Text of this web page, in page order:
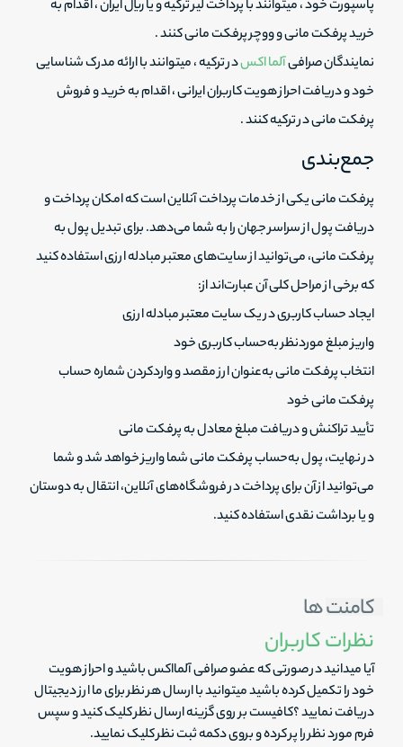
پاسپورت خود ، میتوانند با پرداخت لیر ترکیه و یا ریال ایران ، اقدام به
خرید پرفکت مانی و ووچر پرفکت مانی کنند .
نمایندگان صرافیآلما اکسدر ترکیه ، میتوانند با ارائه مدرک شناسایی
خود و دریافت احراز هویت کاربران ایرانی ، اقدام به خرید و فروش
پرفکت مانی در ترکیه کنند .
جمع‌بندی
پرفکت مانی یکی از خدمات پرداخت آنلاین است که امکان پرداخت و
دریافت پول از سراسر جهان را به شما می‌دهد. برای تبدیل پول به
پرفکت مانی، می‌توانید از سایت‌های معتبر مبادله ارزی استفاده کنید
که برخی از مراحل کلی آن عبارت‌اند از:
ایجاد حساب کاربری در یک سایت معتبر مبادله ارزی
واریز مبلغ موردنظر به‌حساب کاربری خود
انتخاب پرفکت مانی به‌عنوان ارز مقصد و واردکردن شماره حساب
پرفکت مانی خود
تأیید تراکنش و دریافت مبلغ معادل به پرفکت مانی
در نهایت، پول به‌حساب پرفکت مانی شما واریز خواهد شد و شما
می‌توانید از آن برای پرداخت در فروشگاه‌های آنلاین، انتقال به دوستان
و یا برداشت نقدی استفاده کنید.
کامنت ها
نظرات کاربران
آیا میدانید در صورتی که عضو صرافی آلمااکس باشید و احراز هویت
خود را تکمیل کرده باشید میتوانید با ارسال هر نظر برای ما ارز دیجیتال
دریافت نمایید ؟کافیست بر روی گزینه ارسال نظر کلیک کنید و سپس
فرم مورد نظر را پر کرده و بروی دکمه ثبت نظر کلیک نمایید.